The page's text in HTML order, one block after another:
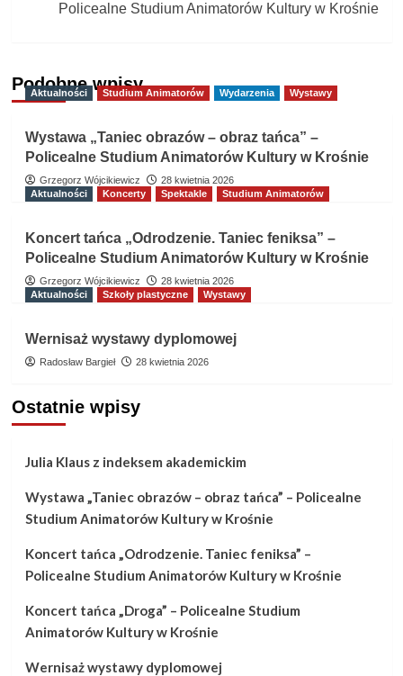
Policealne Studium Animatorów Kultury w Krośnie
Podobne wpisy
Aktualności Studium Animatorów Wydarzenia Wystawy
Wystawa „Taniec obrazów – obraz tańca” –
Policealne Studium Animatorów Kultury w Krośnie
Grzegorz Wójcikiewicz
28 kwietnia 2026
Aktualności
Koncerty Spektakle Studium Animatorów
Koncert tańca „Odrodzenie. Taniec feniksa” –
Policealne Studium Animatorów Kultury w Krośnie
Grzegorz Wójcikiewicz
28 kwietnia 2026
Aktualności
Szkoły plastyczne Wystawy
Wernisaż wystawy dyplomowej
Radosław Bargieł 28 kwietnia 2026
Ostatnie wpisy
Julia Klaus z indeksem akademickim
Wystawa „Taniec obrazów – obraz tańca” – Policealne
Studium Animatorów Kultury w Krośnie
Koncert tańca „Odrodzenie. Taniec feniksa” –
Policealne Studium Animatorów Kultury w Krośnie
Koncert tańca „Droga” – Policealne Studium
Animatorów Kultury w Krośnie
Wernisaż wystawy dyplomowej